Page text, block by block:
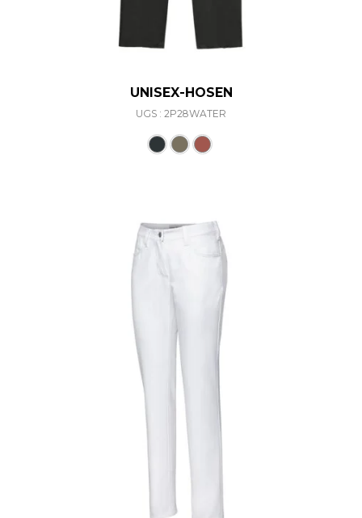
UNISEX-HOSEN
UGS : 2P28WATER